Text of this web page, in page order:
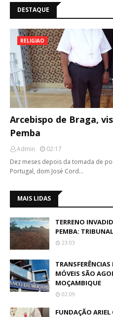
DESTAQUE
RELIGIAO
Arcebispo de Braga,
Pemba
Admin
02:17
Dez meses depois da tomada de
Portugal, dom José Cord…
MAIS LIDAS
TERRENO
PEMBA:
23:03
MÓVEIS SÃO
MOÇAMBIQUE
02:09
FUNDAÇÃO ARIEL